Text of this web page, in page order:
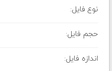
نوع فایل:
حجم فایل:
اندازه فایل: